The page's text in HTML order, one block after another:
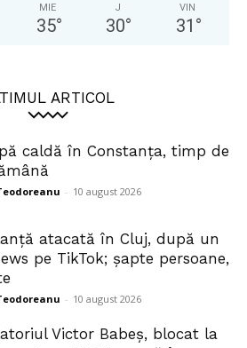
MIE
35°
J
30°
VIN
31 °
ARTICOL
caldă în Constanța, timp de
- 10 august 2026
atacată în Cluj, după un
pe TikTok; șapte persoane,
- 10 august 2026
Victor Babeș, blocat la